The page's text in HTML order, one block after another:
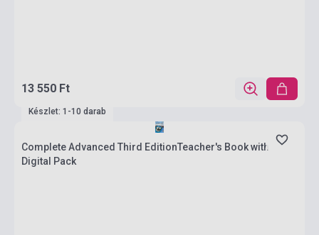
13 550 Ft
Készlet: 1-10 darab
Complete Advanced Third EditionTeacher's Book with
Digital Pack